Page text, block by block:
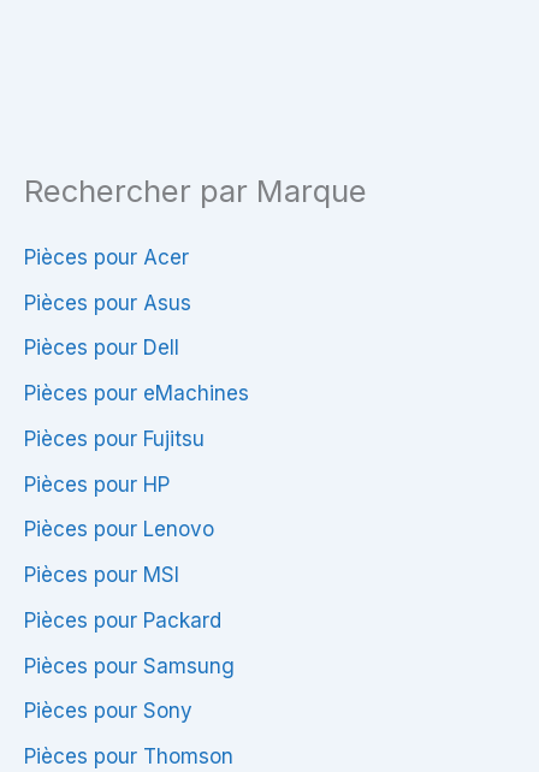
Rechercher par Marque
Pièces pour Acer
Pièces pour Asus
Pièces pour Dell
Pièces pour eMachines
Pièces pour Fujitsu
Pièces pour HP
Pièces pour Lenovo
Pièces pour MSI
Pièces pour Packard
Pièces pour Samsung
Pièces pour Sony
Pièces pour Thomson